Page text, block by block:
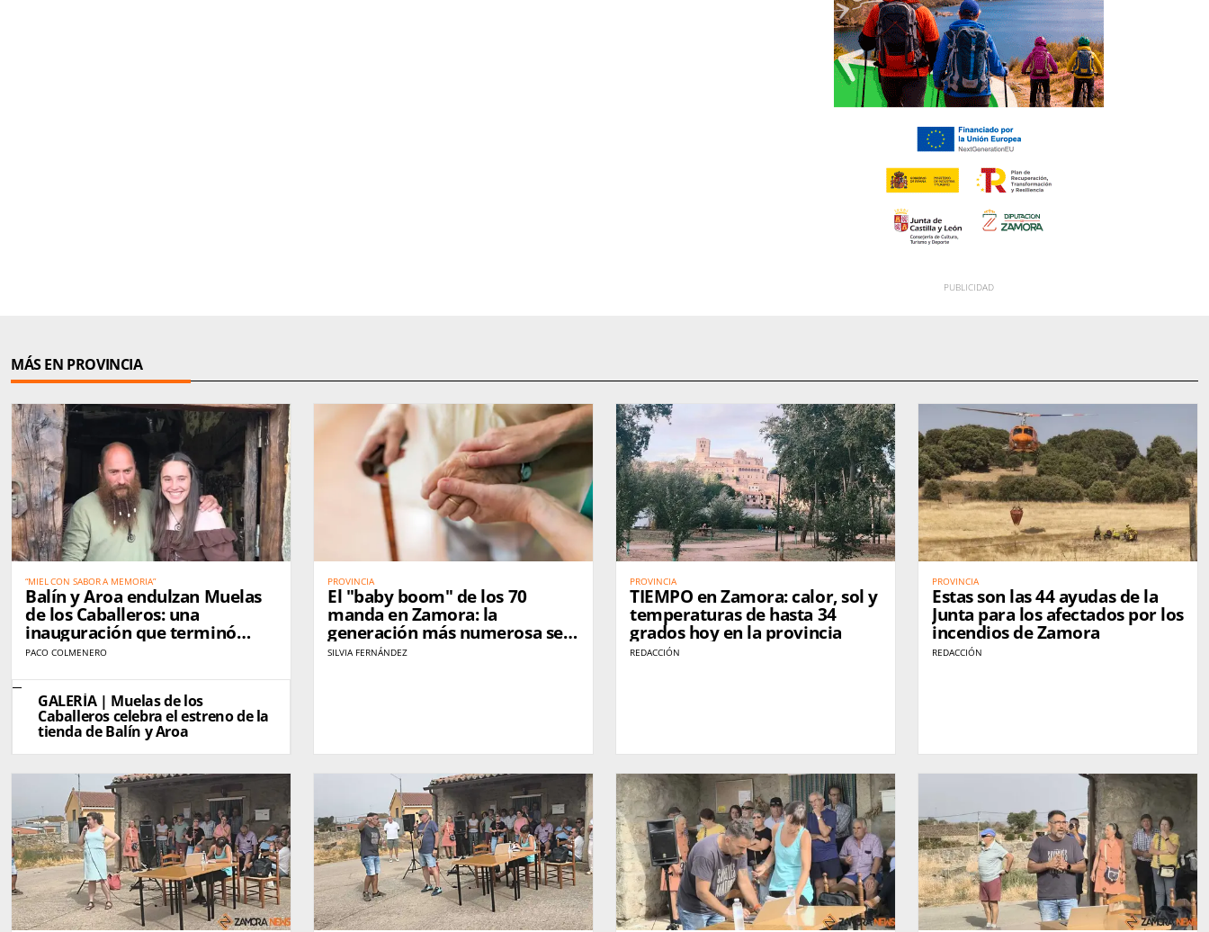
MÁS EN PROVINCIA
“MIEL CON SABOR A MEMORIA”
Balín y Aroa endulzan Muelas
de los Caballeros: una
inauguración que terminó
convertida en fiesta
PACO COLMENERO
GALERÍA | Muelas de los
Caballeros celebra el estreno de la
tienda de Balín y Aroa
PROVINCIA
El "baby boom" de los 70
manda en Zamora: la
generación más numerosa se
acerca a la jubilación sin relevo
SILVIA FERNÁNDEZ
PROVINCIA
TIEMPO en Zamora: calor, sol y
temperaturas de hasta 34
grados hoy en la provincia
REDACCIÓN
PROVINCIA
Estas son las 44 ayudas de la
Junta para los afectados por los
incendios de Zamora
REDACCIÓN